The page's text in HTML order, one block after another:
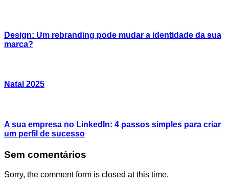
Design: Um rebranding pode mudar a identidade da sua
marca?
Natal 2025
A sua empresa no LinkedIn: 4 passos simples para criar
um perfil de sucesso
Sem comentários
Sorry, the comment form is closed at this time.